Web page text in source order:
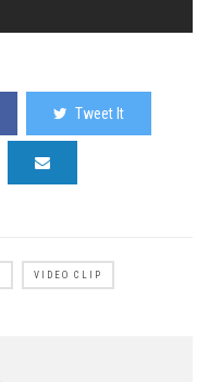
Tweet It
VIDEO CLIP